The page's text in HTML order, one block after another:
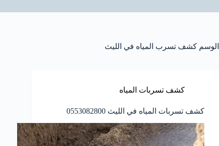
الوسم كشف تسرب المياه في الليث
كشف تسربات المياه
كشف تسربات المياه في الليث 0553082800